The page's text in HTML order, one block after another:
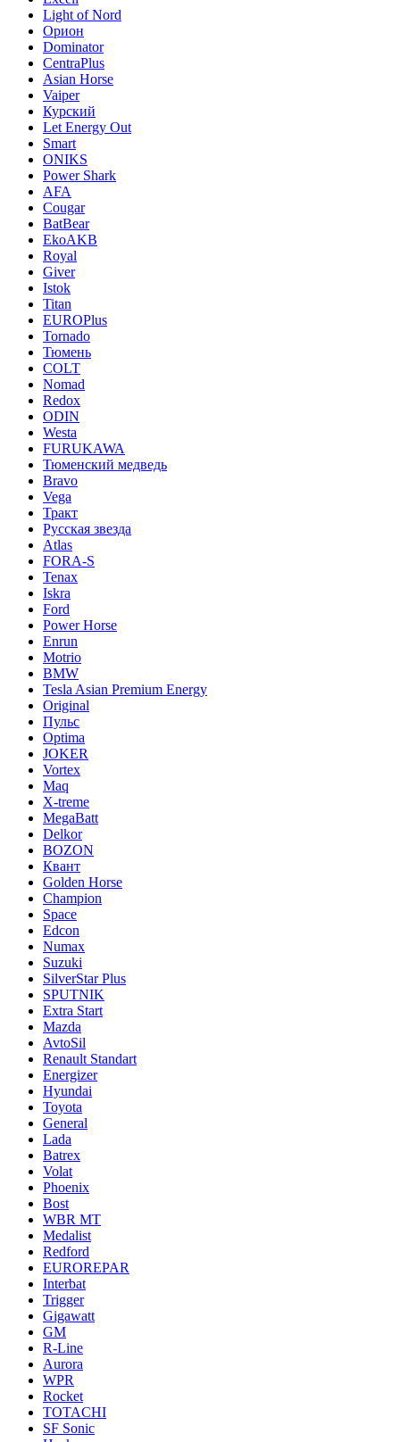
Light of Nord
Орион
Dominator
CentraPlus
Asian Horse
Vaiper
Курский
Let Energy Out
Smart
ONIKS
Power Shark
AFA
Cougar
BatBear
EkoAKB
Royal
Giver
Istok
Titan
EUROPlus
Tornado
Тюмень
COLT
Nomad
Redox
ODIN
Westa
FURUKAWA
Тюменский медведь
Bravo
Vega
Тракт
Русская звезда
Atlas
FORA-S
Tenax
Iskra
Ford
Power Horse
Enrun
Motrio
BMW
Tesla Asian Premium Energy
Original
Пульс
Optima
JOKER
Vortex
Maq
X-treme
MegaBatt
Delkor
BOZON
Квант
Golden Horse
Champion
Space
Edcon
Numax
Suzuki
SilverStar Plus
SPUTNIK
Extra Start
Mazda
AvtoSil
Renault Standart
Energizer
Hyundai
Toyota
General
Lada
Batrex
Volat
Phoenix
Bost
WBR MT
Medalist
Redford
EUROREPAR
Interbat
Trigger
Gigawatt
GM
R-Line
Aurora
WPR
Rocket
TOTACHI
SF Sonic